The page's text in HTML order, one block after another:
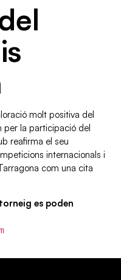
molt positiva del
per la participació del
reafirma el seu
internacionals i
com una cita
es poden